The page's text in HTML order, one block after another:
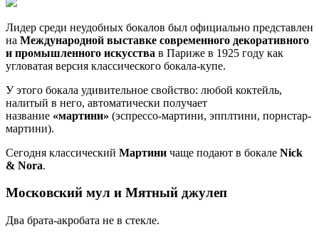
Лидер среди неудобных бокалов был официально представлен
на Международной выставке современного декоративного
и промышленного искусства в Париже в 1925 году как
угловатая версия классического бокала-купе.
У этого бокала удивительное свойство: любой коктейль,
налитый в него, автоматически получает
название «мартини» (эспрессо-мартини, эпплтини, порнстар-
мартини).
Сегодня классический Мартини чаще подают в бокале Nick
& Nora.
Московский мул и Мятный джулеп
Два брата-акробата не в стекле.